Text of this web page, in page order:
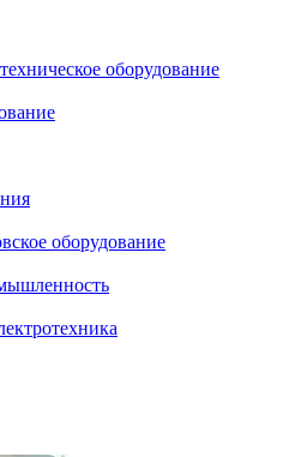
оборудование
оборудование